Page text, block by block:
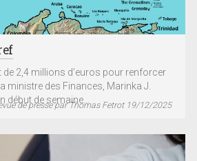
de 2,4 millions d’euros pour renforcer
ministre des Finances, Marinka J.
début de semaine...
de presse par Thomas Fetrot 19/12/2025